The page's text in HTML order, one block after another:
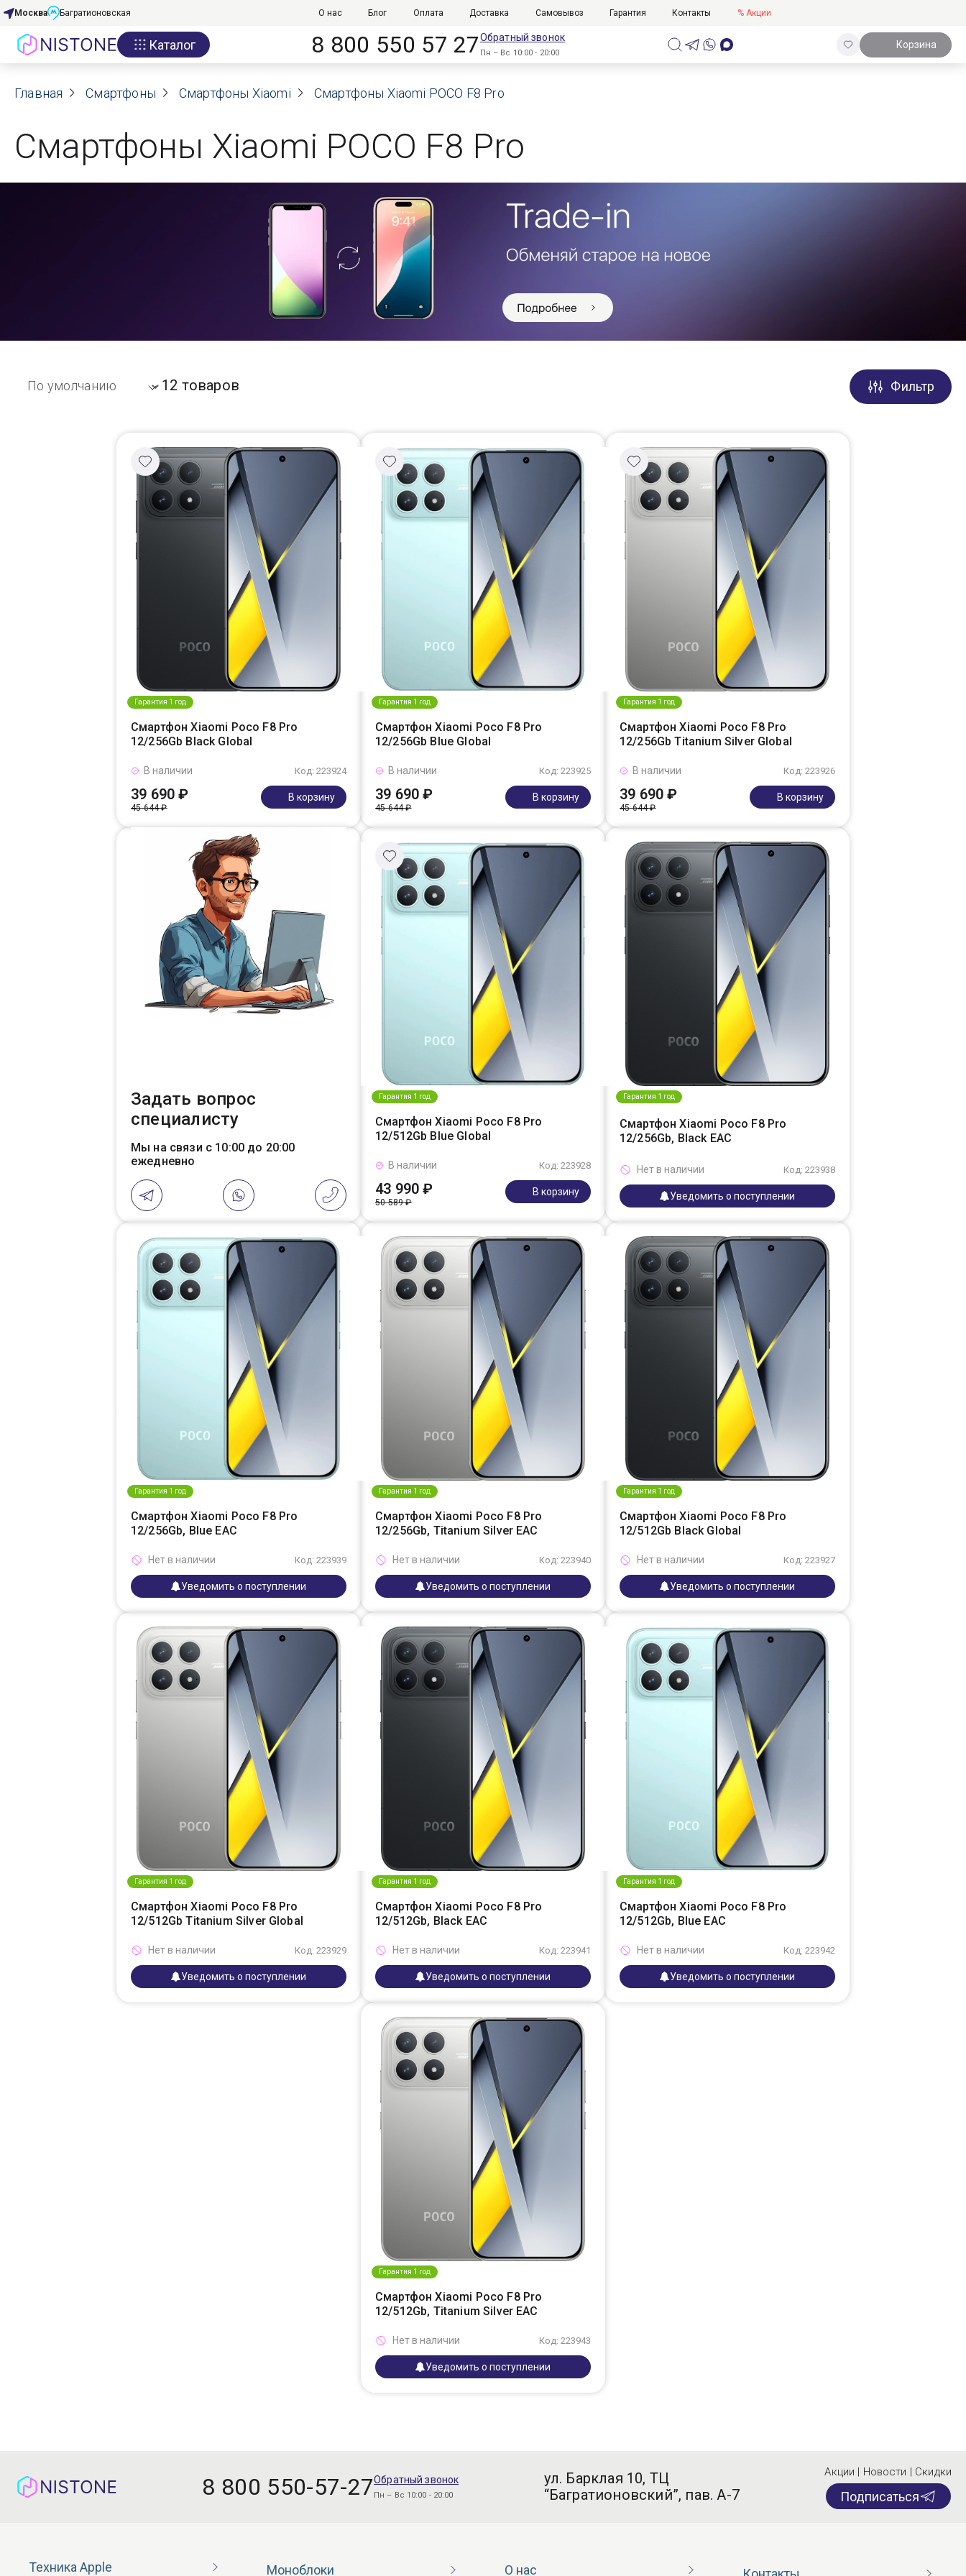
Акции
О нас
Договор оферты
Москва Багратионовская О нас Блог Оплата Доставка Самовывоз Гарантия Контакты % Акции
Каталог 8 800 550 57 27Обратный звонок
Пн – Вс 10:00 - 20:00
Корзина
Главная Смартфоны Смартфоны Xiaomi Смартфоны Xiaomi POCO F8 Pro
Смартфоны Xiaomi POCO F8 Pro
12 товаров Фильтр
Гарантия 1 год
Смартфон Xiaomi Poco F8 Pro
12/256Gb Black Global
Код: 223924
В наличии
39 690 ₽
45 644 ₽
В корзину
Гарантия 1 год
Смартфон Xiaomi Poco F8 Pro
12/256Gb Blue Global
Код: 223925
В наличии
39 690 ₽
45 644 ₽
В корзину
Гарантия 1 год
Смартфон Xiaomi Poco F8 Pro
12/256Gb Titanium Silver Global
Код: 223926
В наличии
39 690 ₽
45 644 ₽
В корзину
Задать вопрос
специалисту
Мы на связи с 10:00 до 20:00
ежедневно
Гарантия 1 год
Смартфон Xiaomi Poco F8 Pro
12/512Gb Blue Global
Код: 223928
В наличии
43 990 ₽
50 589 ₽
В корзину
Гарантия 1 год
Смартфон Xiaomi Poco F8 Pro
12/256Gb, Black EAC
Код: 223938
Нет в наличии
Уведомить о поступлении
Гарантия 1 год
Смартфон Xiaomi Poco F8 Pro
12/256Gb, Blue EAC
Код: 223939
Нет в наличии
Уведомить о поступлении
Гарантия 1 год
Смартфон Xiaomi Poco F8 Pro
12/256Gb, Titanium Silver EAC
Код: 223940
Нет в наличии
Уведомить о поступлении
Гарантия 1 год
Смартфон Xiaomi Poco F8 Pro
12/512Gb Black Global
Код: 223927
Нет в наличии
Уведомить о поступлении
Гарантия 1 год
Смартфон Xiaomi Poco F8 Pro
12/512Gb Titanium Silver Global
Код: 223929
Нет в наличии
Уведомить о поступлении
Гарантия 1 год
Смартфон Xiaomi Poco F8 Pro
12/512Gb, Black EAC
Код: 223941
Нет в наличии
Уведомить о поступлении
Гарантия 1 год
Смартфон Xiaomi Poco F8 Pro
12/512Gb, Blue EAC
Код: 223942
Нет в наличии
Уведомить о поступлении
Гарантия 1 год
Смартфон Xiaomi Poco F8 Pro
12/512Gb, Titanium Silver EAC
Код: 223943
Нет в наличии
Уведомить о поступлении
8 800 550-57-27Обратный звонок
Пн – Вс 10:00 - 20:00
ул. Барклая 10, ТЦ
“Багратионовский”, пав. А-7
Акции | Новости | Скидки
Подписаться
Техника Apple Моноблоки О нас